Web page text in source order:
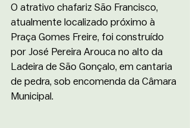
O atrativo chafariz São Francisco,
atualmente localizado próximo à
Praça Gomes Freire, foi construído
por José Pereira Arouca no alto da
Ladeira de São Gonçalo, em cantaria
de pedra, sob encomenda da Câmara
Municipal.